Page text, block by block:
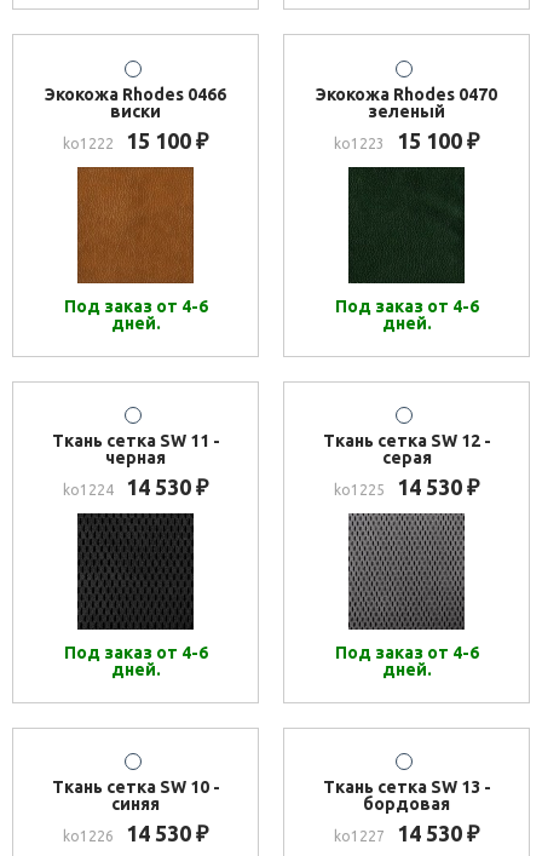
Экокожа Rhodes 0466
виски
ko1222 15 100 ₽
Под заказ от 4-6
дней.
Экокожа Rhodes 0470
зеленый
ko1223 15 100 ₽
Под заказ от 4-6
дней.
Ткань сетка SW 11 -
черная
ko1224 14 530 ₽
Под заказ от 4-6
дней.
Ткань сетка SW 12 -
серая
ko1225 14 530 ₽
Под заказ от 4-6
дней.
Ткань сетка SW 10 -
синяя
ko1226 14 530 ₽
Ткань сетка SW 13 -
бордовая
ko1227 14 530 ₽